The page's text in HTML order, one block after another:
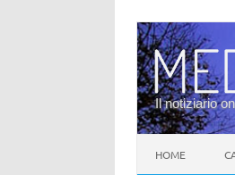
Il notiziario
HOME